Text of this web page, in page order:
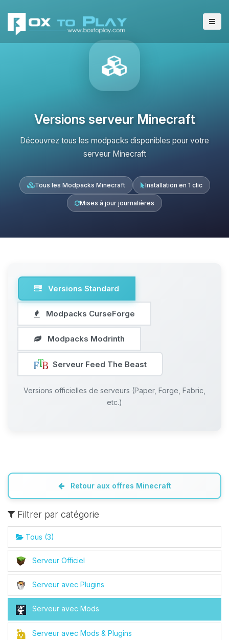
Versions serveur Minecraft
Découvrez tous les modpacks disponibles pour votre
serveur Minecraft
Tous les Modpacks Minecraft Installation en 1 clic
Mises à jour journalières
Versions Standard
Modpacks CurseForge
Modpacks Modrinth
Serveur Feed The Beast
Versions officielles de serveurs (Paper, Forge, Fabric,
etc.)
Retour aux offres Minecraft
Filtrer par catégorie
Tous (3)
Serveur Officiel
Serveur avec Plugins
Serveur avec Mods
Serveur avec Mods & Plugins
Youpi, enfin quelqu’un pour me
parler ! Moi c’est Choupy, ton petit
assistant BoxToPlay. Dis-moi ce dont
tu as besoin et je vais remuer mes
petits circuits pour t’aider.
06/08/2026 à 15:51